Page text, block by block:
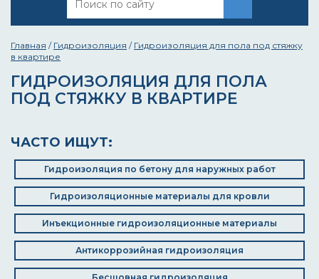
Главная / Гидроизоляция / Гидроизоляция для пола под стяжку
в квартире
ГИДРОИЗОЛЯЦИЯ ДЛЯ ПОЛА
ПОД СТЯЖКУ В КВАРТИРЕ
ЧАСТО ИЩУТ:
Гидроизоляция по бетону для наружных работ
Гидроизоляционные материалы для кровли
Инъекционные гидроизоляционные материалы
Антикоррозийная гидроизоляция